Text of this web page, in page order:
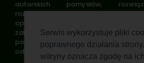
Serwis wykorzystuje pliki
poprawnego działania
witryny oznacza zgodę na
autorskich pomysłów,
rozpowszechnianie zdjęć,
opisów w celach zarobkowych, bez
zabronione i stanowi naruszenie
podlega karze. Znaki towarowe i
odpowiednich firm i/lub instytucji.